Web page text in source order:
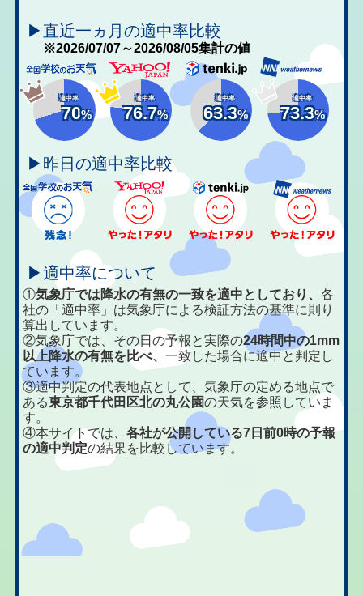
▶直近一ヵ月の適中率比較
※2026/07/07～2026/08/05集計の値
適中率
70%
適中率
76.7%
適中率
63.3%
適中率
73.3%
▶昨日の適中率比較
▶適中率について
①気象庁では降水の有無の一致を適中としており、各
社の「適中率」は気象庁による検証方法の基準に則り
算出しています。
②気象庁では、その日の予報と実際の24時間中の1mm
以上降水の有無を比べ、一致した場合に適中と判定し
ています。
③適中判定の代表地点として、気象庁の定める地点で
ある東京都千代田区北の丸公園の天気を参照していま
す。
④本サイトでは、各社が公開している7日前0時の予報
の適中判定の結果を比較しています。